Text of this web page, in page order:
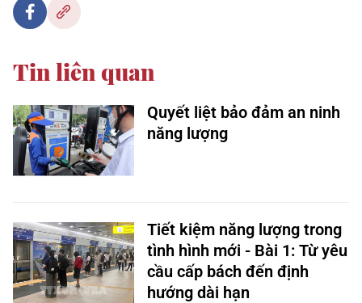
Tin liên quan
Quyết liệt bảo đảm an ninh
năng lượng
Tiết kiệm năng lượng trong
tình hình mới - Bài 1: Từ yêu
cầu cấp bách đến định
hướng dài hạn